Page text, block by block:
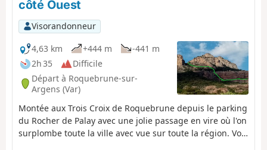
côté Ouest
Visorandonneur
4,63 km
+444 m
-441 m
2h 35
Difficile
Départ à Roquebrune-sur-
Argens (Var)
Montée aux Trois Croix de Roquebrune depuis le parking
du Rocher de Palay avec une jolie passage en vire où l'on
surplombe toute la ville avec vue sur toute la région. Voir